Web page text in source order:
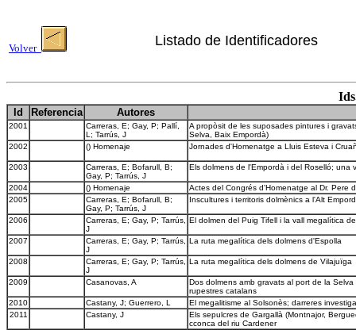
Volver Listado de Identificadores
Id Referencia Autores
2001
Carreras, E; Gay, P; Pallí,
L; Tarrús, J
A propòsit de les suposades pintures i
Selva, Baix Empordà)
2002
() Homenaje Jornades d'Homenatge a Lluis Esteva i
2003
Carreras, E; Bofarull, B;
Gay, P; Tarrús, J
Els dolmens de l'Empordà i del Roselló; una
2004 () Homenaje
Actes del Congrés d'Homenatge al Dr. Pere
2005
Carreras, E; Bofarull, B;
Gay, P; Tarrús, J
Inscultures i territoris dolmènics a l'Alt
2006
Carreras, E; Gay, P; Tarrús,
J
El dolmen del Puig Tifell i la vall megalítica
2007
Carreras, E; Gay, P; Tarrús,
J
La ruta megalítica dels dolmens d'Espolla
2008
Carreras, E; Gay, P; Tarrús,
J
La ruta megalítica dels dolmens de Vilajuïga
2009 Casanovas, A
Dos dolmens amb gravats al port de la
rupestres catalans
2010
Castany, J; Guerrero, L
El megalitisme al Solsonès; darreres
2011
Castany, J
Els sepulcres de Gargallà (Montnajor,
cconca del riu Cardener